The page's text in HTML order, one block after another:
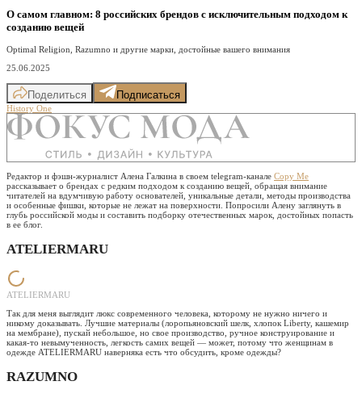
О самом главном: 8 российских брендов с исключительным подходом к
созданию вещей
Optimal Religion, Razumno и другие марки, достойные вашего внимания
25.06.2025
Поделиться Подписаться
History One
Редактор и фэшн-журналист Алена Галкина в своем telegram-канале Copy Me
рассказывает о брендах с редким подходом к созданию вещей, обращая внимание
читателей на вдумчивую работу основателей, уникальные детали, методы производства
и особенные фишки, которые не лежат на поверхности. Попросили Алену заглянуть в
глубь российской моды и составить подборку отечественных марок, достойных попасть
в ее блог.
ATELIERMARU
ATELIERMARU
Так для меня выглядит люкс современного человека, которому не нужно ничего и
никому доказывать. Лучшие материалы (лоропьяновский шелк, хлопок Liberty, кашемир
на мембране), пускай небольшое, но свое производство, ручное конструирование и
какая-то невымученность, легкость самих вещей — может, потому что женщинам в
одежде ATELIERMARU наверняка есть что обсудить, кроме одежды?
RAZUMNO